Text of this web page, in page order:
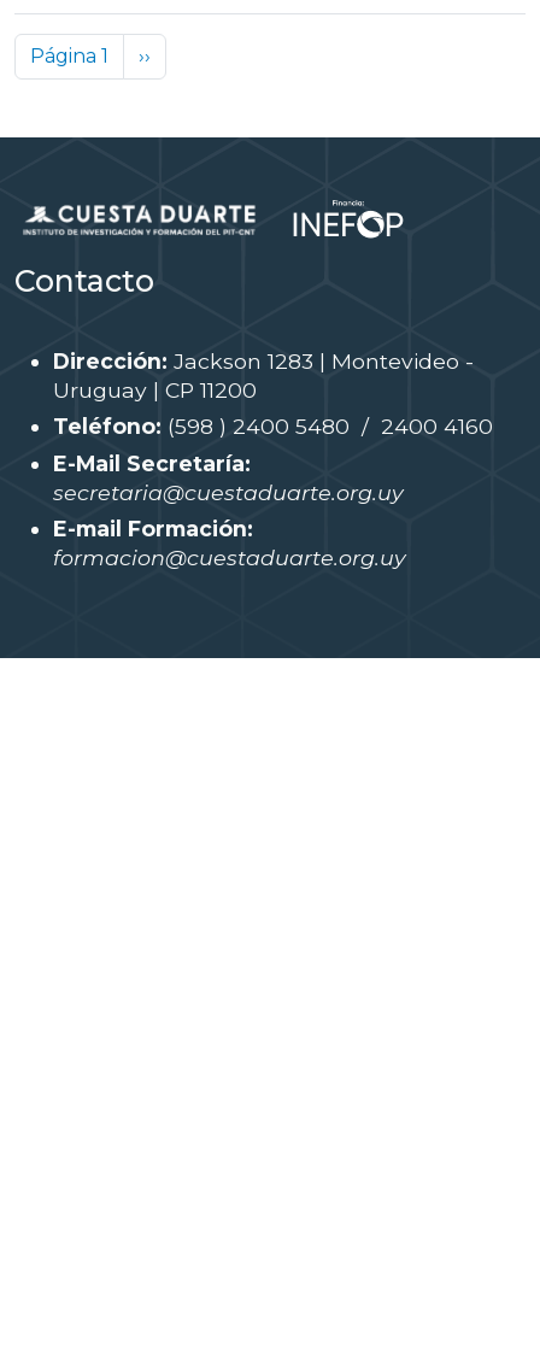
Paginación
Página 1 Siguiente página
››
Contacto
Dirección: Jackson 1283 | Montevideo -
Uruguay | CP 11200
Teléfono: (598 ) 2400 5480 / 2400 4160
E-Mail Secretaría:
secretaria@cuestaduarte.org.uy
E-mail Formación:
formacion@cuestaduarte.org.uy